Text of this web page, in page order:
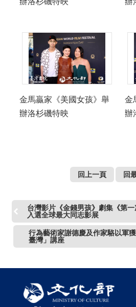
金馬贏家《美國女孩》舉
辦洛杉磯特映
金
辦
回上一頁 回
台灣影片《金錢男孩》劇集《第一
入選全球最大同志影展
行為藝術家謝德慶及作家駱以軍
臺灣」講座